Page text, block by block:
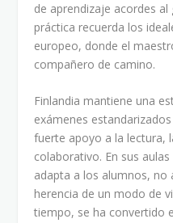
de aprendizaje acordes
práctica recuerda los
europeo, donde el
compañero de camino.
Finlandia mantiene una
exámenes
fuerte apoyo a la lectura,
colaborativo. En sus
adapta a los alumnos, no
herencia de un modo de
tiempo, se ha convertido